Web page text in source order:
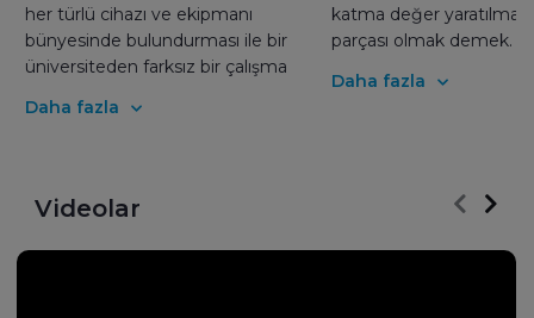
her türlü cihazı ve ekipmanı
bünyesinde bulundurması ile bir
üniversiteden farksız bir çalışma
profesyonel hem kişisel hem de
kaynağın olduğu bir okul! Birçok
kimyasalın ülkemizdeki ilk ve tek
üreticisi olan bir firmanın
Daha fazla
katma değer
parçası olmak demek.
fikirlerime değer
ve arkadaşlıklar. İyi ki
Daha fazla
Videolar